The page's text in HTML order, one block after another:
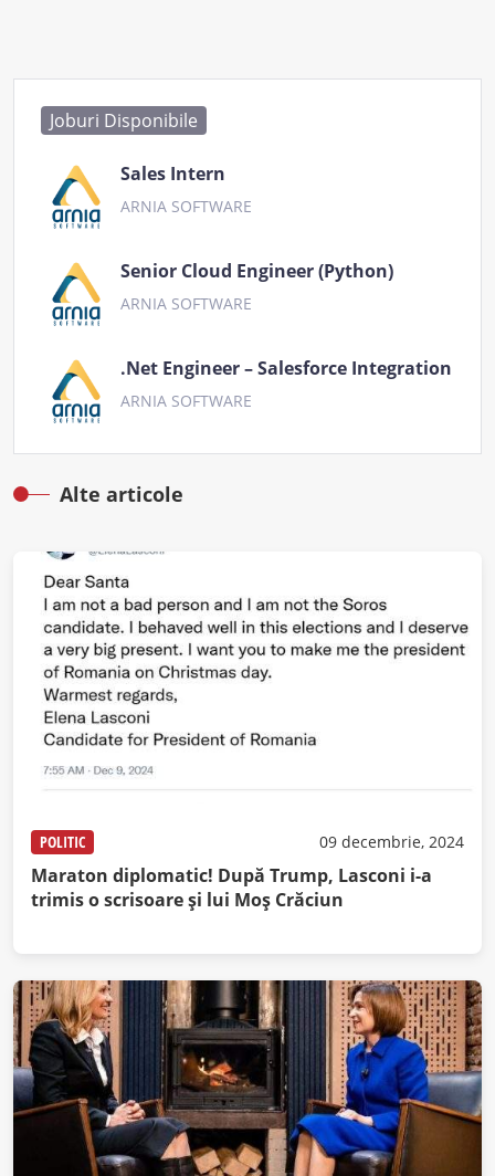
Joburi Disponibile
Sales Intern
ARNIA SOFTWARE
Senior Cloud Engineer (Python)
ARNIA SOFTWARE
.Net Engineer – Salesforce Integration
ARNIA SOFTWARE
Alte articole
POLITIC 09 decembrie, 2024
Maraton diplomatic! După Trump, Lasconi i-a
trimis o scrisoare și lui Moș Crăciun